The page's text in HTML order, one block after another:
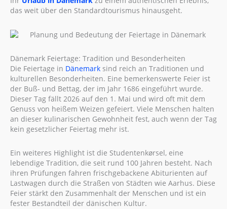
das weit über den Standardtourismus hinausgeht.
Dänemark Feiertage: Tradition und Besonderheiten
Die Feiertage in Dänemark sind reich an Traditionen und
kulturellen Besonderheiten. Eine bemerkenswerte Feier ist
der Buß- und Bettag, der im Jahr 1686 eingeführt wurde.
Dieser Tag fällt 2026 auf den 1. Mai und wird oft mit dem
Genuss von heißem Weizen gefeiert. Viele Menschen halten
an dieser kulinarischen Gewohnheit fest, auch wenn der Tag
kein gesetzlicher Feiertag mehr ist.
Ein weiteres Highlight ist die Studentenkørsel, eine
lebendige Tradition, die seit rund 100 Jahren besteht. Nach
ihren Prüfungen fahren frischgebackene Abiturienten auf
Lastwagen durch die Straßen von Städten wie Aarhus. Diese
Feier stärkt den Zusammenhalt der Menschen und ist ein
fester Bestandteil der dänischen Kultur.